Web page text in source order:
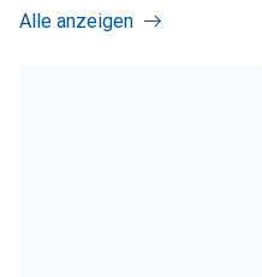
Alle anzeigen